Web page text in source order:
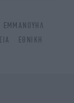
ΕΜΜΑΝΟΥΉΛ
ΕΘΝΙΚΗ